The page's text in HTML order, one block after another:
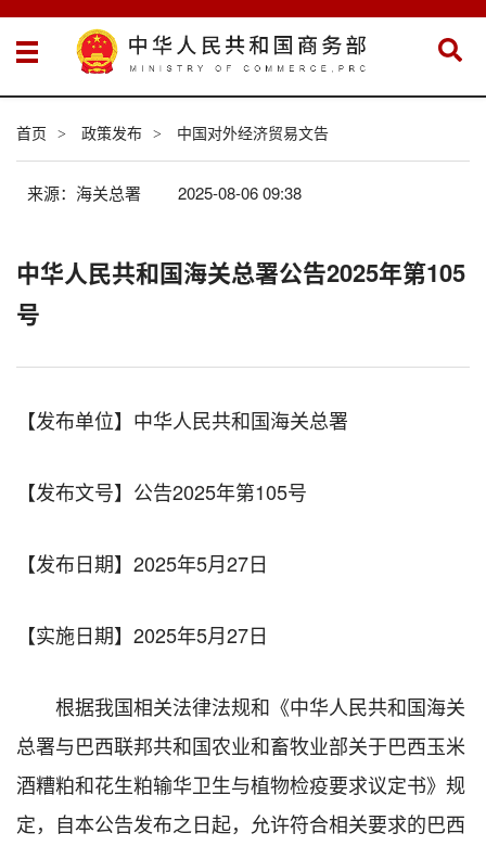
首页 > 政策发布 > 中国对外经济贸易文告
来源：海关总署 2025-08-06 09:38
中华人民共和国海关总署公告2025年第105
号
【发布单位】中华人民共和国海关总署
【发布文号】公告2025年第105号
【发布日期】2025年5月27日
【实施日期】 2025年5月27日
根据我国相关法律法规和《中华人民共和国海关
总署与巴西联邦共和国农业和畜牧业部关于巴西玉米
酒糟粕和花生粕输华卫生与植物检疫要求议定书》规
定，自本公告发布之日起，允许符合相关要求的巴西